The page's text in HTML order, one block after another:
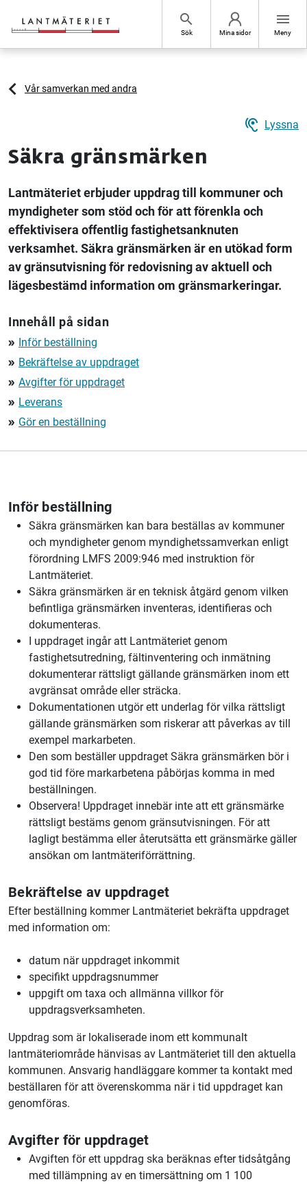
search
Sök Mina sidor
menu
Meny
Vår samverkan med andra
hearing Lyssna
Säkra gränsmärken
Lantmäteriet erbjuder uppdrag till kommuner och
myndigheter som stöd och för att förenkla och
effektivisera offentlig fastighetsanknuten
verksamhet. Säkra gränsmärken är en utökad form
av gränsutvisning för redovisning av aktuell och
lägesbestämd information om gränsmarkeringar.
Innehåll på sidan
double_arrow Inför beställning
double_arrow Bekräftelse av uppdraget
double_arrow Avgifter för uppdraget
double_arrow Leverans
double_arrow Gör en beställning
Inför beställning
Säkra gränsmärken kan bara beställas av kommuner
och myndigheter genom myndighetssamverkan enligt
förordning LMFS 2009:946 med instruktion för
Lantmäteriet.
Säkra gränsmärken är en teknisk åtgärd genom vilken
befintliga gränsmärken inventeras, identifieras och
dokumenteras.
I uppdraget ingår att Lantmäteriet genom
fastighetsutredning, fältinventering och inmätning
dokumenterar rättsligt gällande gränsmärken inom ett
avgränsat område eller sträcka.
Dokumentationen utgör ett underlag för vilka rättsligt
gällande gränsmärken som riskerar att påverkas av till
exempel markarbeten.
Den som beställer uppdraget Säkra gränsmärken bör i
god tid före markarbetena påbörjas komma in med
beställningen.
Observera! Uppdraget innebär inte att ett gränsmärke
rättsligt bestäms genom gränsutvisningen. För att
lagligt bestämma eller återutsätta ett gränsmärke gäller
ansökan om lantmäteriförrättning.
Bekräftelse av uppdraget
Efter beställning kommer Lantmäteriet bekräfta uppdraget
med information om:
datum när uppdraget inkommit
specifikt uppdragsnummer
uppgift om taxa och allmänna villkor för
uppdragsverksamheten.
Uppdrag som är lokaliserade inom ett kommunalt
lantmäteriområde hänvisas av Lantmäteriet till den aktuella
kommunen. Ansvarig handläggare kommer ta kontakt med
beställaren för att överenskomma när i tid uppdraget kan
genomföras.
Avgifter för uppdraget
Avgiften för ett uppdrag ska beräknas efter tidsåtgång
med tillämpning av en timersättning om 1 100